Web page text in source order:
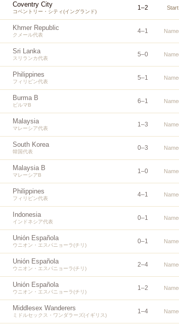
Coventry City
コベントリー・シティ(イングランド)
1–2 Start
Khmer Republic
クメール代表
4–1
Sri Lanka
スリランカ代表
5–0
Philippines
フィリピン代表
5–1
Burma B
ビルマB
6–1
Malaysia
マレーシア代表
1–3
South Korea
韓国代表
0–3
Malaysia B
マレーシアB
1–0
Philippines
フィリピン代表
4–1
Indonesia
インドネシア代表
0–1
Unión Española
ウニオン・エスパニョーラ(チリ)
0–1
Unión Española
ウニオン・エスパニョーラ(チリ)
2–4
Unión Española
ウニオン・エスパニョーラ(チリ)
1–2
Middlesex Wanderers
ミドルセックス・ワンダラーズ(イギリス)
1–4